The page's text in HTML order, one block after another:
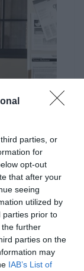
parties, or
for
opt-out
that after your
seeing
utilized by
parties prior to
further
parties on the
may
IAB’s List of
i
praca się